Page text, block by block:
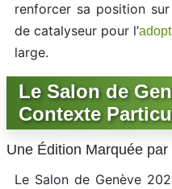
renforcer sa position
de catalyseur pour l’
large.
Le Salon de
Contexte
Une Édition Marquée
Le Salon de Genève